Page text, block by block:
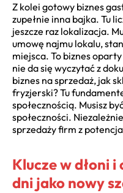
Z kolei gotowy biznes
zupełnie inna bajka. Tu
jeszcze raz lokalizacja.
umowę najmu lokalu,
miejsca. To biznes
nie da się wyczytać z
biznes na sprzedaż, jak
fryzjerski? Tu
społecznością. Musisz
społeczności.
sprzedaży firm z
Klucze w dłoni
dni jako nowy